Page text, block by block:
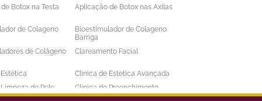
Botox na Testa
Aplicação de Botox nas Axilas
de Colageno
Bioestimulador de Colageno
Barriga
de Colágeno
Clareamento Facial
Clinica de Estetica Avançada
de Pele
Clinica de Preenchimento
Labial